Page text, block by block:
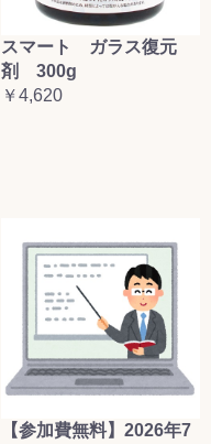
スマート ガラス復元
剤 300g
￥4,620
【参加費無料】2026年7